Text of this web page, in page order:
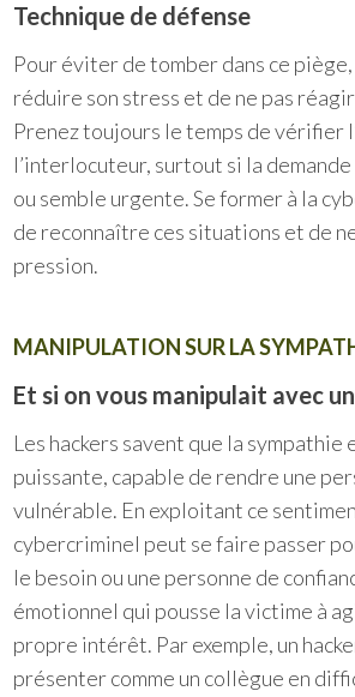
Technique de défense
Pour éviter de tomber dans ce
réduire son stress et de ne pas
Prenez toujours le temps de vérifier
l’interlocuteur, surtout si la
ou semble urgente. Se former à la
de reconnaître ces situations et de
pression.
MANIPULATION SUR LA
Et si on vous manipulait avec
Les hackers savent que la sympathie
puissante, capable de rendre une
vulnérable. En exploitant ce
cybercriminel peut se faire passer
le besoin ou une personne de
émotionnel qui pousse la victime à
propre intérêt. Par exemple, un
présenter comme un collègue en